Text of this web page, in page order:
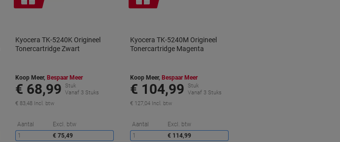
Korting
Kyocera TK-5240K Origineel
Tonercartridge Zwart
Koop Meer, Bespaar Meer
€ 68,99
Stuk
Vanaf 3 Stuks
€ 83,48 Incl. btw
Aantal Excl. btw
Korting
1
€ 75,49
Kyocera TK-5240M Origineel
Tonercartridge Magenta
Koop Meer, Bespaar Meer
€ 104,99
Stuk
Vanaf 3 Stuks
€ 127,04 Incl. btw
Aantal Excl. btw
1
€ 114,99